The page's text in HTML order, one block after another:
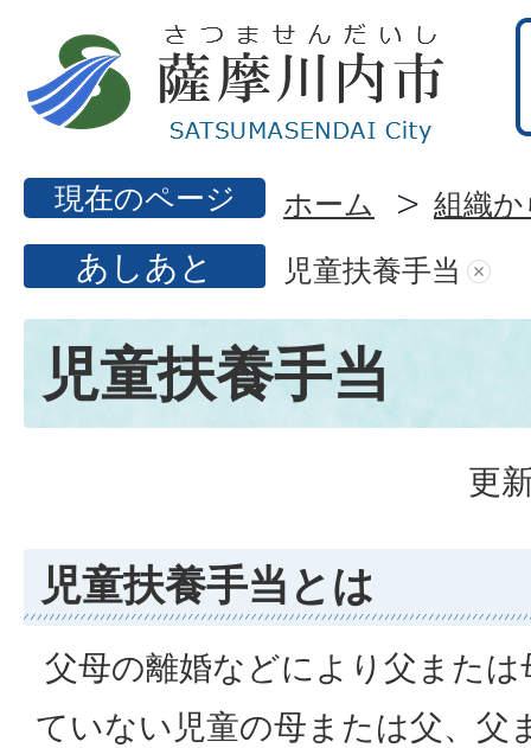
現在のページ ホーム 組織
あしあと 児童扶養手当
児童扶養手当
更
児童扶養手当とは
父母の離婚などにより父また
ていない児童の母または父、父